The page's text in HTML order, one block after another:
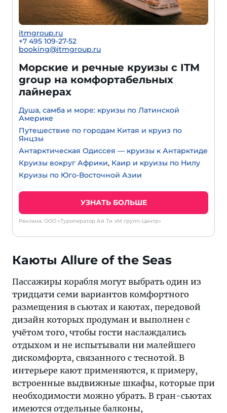
itmgroup.ru
+7 495 109-27-52
booking@itmgroup.ru
Морские и речные круизы с ITM
group на комфортабельных
лайнерах
Душа, самба и море: круизы по Латинской
Америке
Путешествие по городам Китая и круиз по
Янцзы
Антарктическая Одиссея — круизы к Антарктиде
Круизы вокруг Африки, Каир и круизы по Нилу
Круизы по Юго-Восточной Азии
УЗНАТЬ БОЛЬШЕ
Реклама: ООО «Туроператор Ай Ти эМ групп-Центр»
Каюты Allure of the Seas
Пассажиры корабля могут выбрать один из
тридцати семи вариантов комфортного
размещения в сьютах и каютах, передовой
дизайн которых продуман и выполнен с
учётом того, чтобы гости наслаждались
отдыхом и не испытывали ни малейшего
дискомфорта, связанного с теснотой. В
интерьере кают применяются, к примеру,
встроенные выдвижные шкафы, которые при
необходимости можно убрать. В гран-сьютах
имеются отдельные балконы,